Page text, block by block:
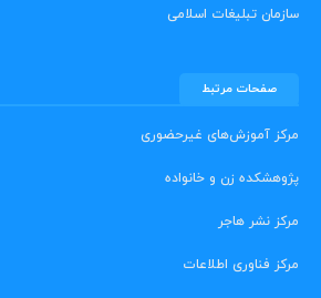
سازمان تبلیغات اسلامی
صفحات مرتبط
مرکز آموزش‌های غیرحضوری
پژوهشکده زن و خانواده
مرکز نشر هاجر
مرکز فناوری اطلاعات